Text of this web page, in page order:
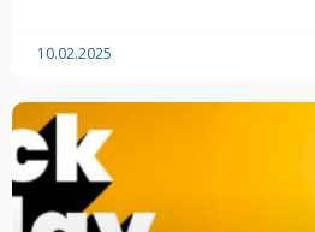
10.02.2025